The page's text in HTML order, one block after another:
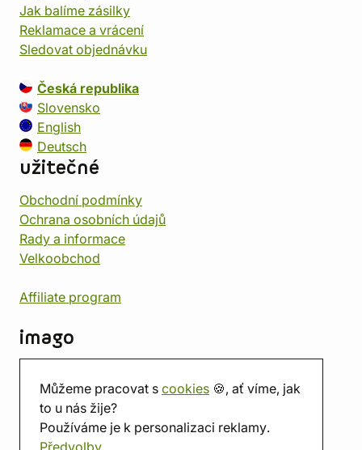
Můžeme pracovat s cookies 🍪, ať víme, jak
to u nás žije?
Používáme je k personalizaci reklamy.
Předvolby
Jak balíme zásilky
Reklamace a vrácení
Sledovat objednávku
Česká republika
Slovensko
English
Deutsch
užitečné
Obchodní podmínky
Ochrana osobních údajů
Rady a informace
Velkoobchod
Affiliate program
imago
Prodejna
Herna
O nás